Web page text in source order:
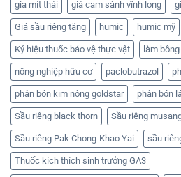
gia mít thái giá cam sành vĩnh long
Giá sầu riêng tăng humic humic mỹ
Ký hiệu thuốc bảo vệ thực vật làm bông
nông nghiệp hữu cơ paclobutrazol
phân bón kim nông goldstar phân bón
Sầu riêng black thorn Sầu riêng
Sầu riêng Pak Chong-Khao Yai sầu
Thuốc kích thích sinh trưởng GA3